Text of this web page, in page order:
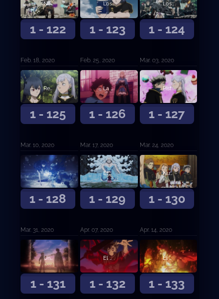
1 - 122
Negro absoluto
Feb. 18, 2020
1 - 123
Los recuerdos de Nero y... (Primera parte)
Feb. 25, 2020
1 - 124
Los recuerdos de Nero y… (Segunda parte)
Mar. 03, 2020
1 - 125
Regreso a casa
Mar. 10, 2020
1 - 126
La confesión de la Rosa Azul
Mar. 17, 2020
1 - 127
Pistas
Mar. 24, 2020
1 - 128
¡Hacia el Reino del Corazón!
Mar. 31, 2020
1 - 129
El diablo Megicula
Apr. 07, 2020
1 - 130
Nueva reunión de capitanes de orden
Apr. 14, 2020
1 - 131
Una nueva determinación
1 - 132
El despertar del león
1 - 133
El despertar del león (continuación)